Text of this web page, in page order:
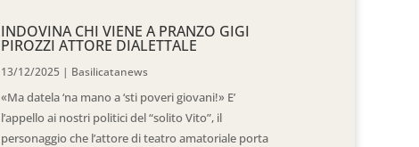
INDOVINA CHI VIENE A PRANZO GIGI
PIROZZI ATTORE DIALETTALE
13/12/2025 | Basilicatanews
«Ma datela ‘na mano a ‘sti poveri giovani!» E’
l’appello ai nostri politici del “solito Vito”, il
personaggio che l’attore di teatro amatoriale porta